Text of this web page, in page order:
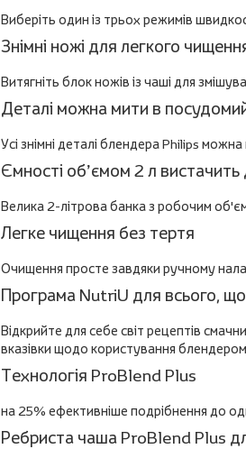
Виберіть один із трьох режимів
Знімні ножі для легкого
Витягніть блок ножів із чаші для
Деталі можна мити в
Усі знімні деталі блендера Philips
Ємності об’ємом 2 л вистачить
Велика 2-літрова банка з робочим
Легке чищення без тертя
Очищення просте завдяки ручному
Програма NutriU для всього,
Відкрийте для себе світ рецептів
вказівки щодо користування
Технологія ProBlend Plus
на 25% ефективніше подрібнення до
Ребриста чаша ProBlend Plus